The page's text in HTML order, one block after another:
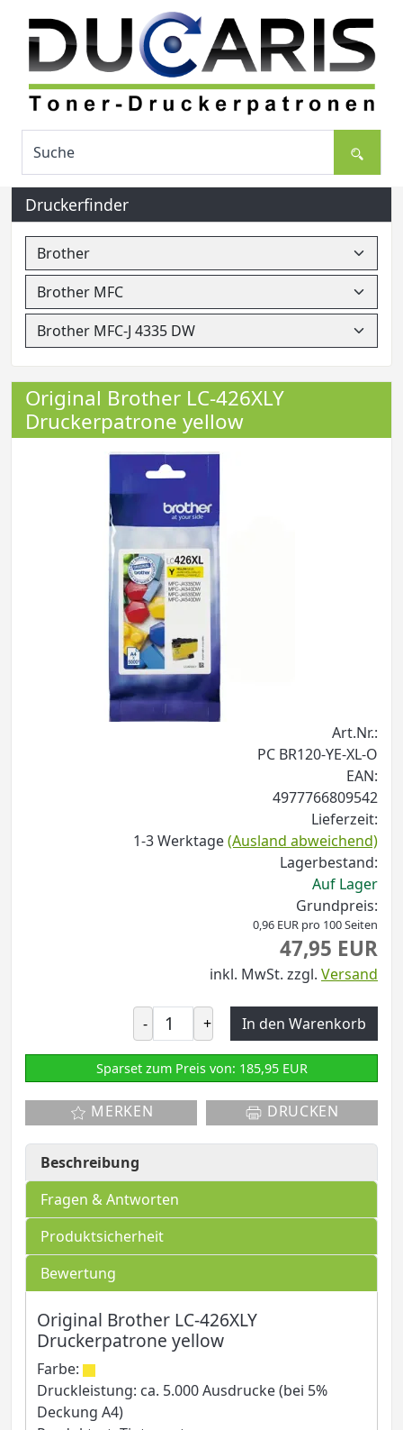
Druckerfinder
Original Brother LC-426XLY
Druckerpatrone yellow
Art.Nr.:
PC BR120-YE-XL-O
EAN:
4977766809542
Lieferzeit:
1-3 Werktage(Ausland abweichend)
Lagerbestand:
Auf Lager
Grundpreis:
0,96 EUR pro 100 Seiten
47,95 EUR
inkl. MwSt. zzgl. Versand
- + In den Warenkorb
Sparset zum Preis von: 185,95 EUR
MERKEN DRUCKEN
Beschreibung
Fragen & Antworten
Produktsicherheit
Bewertung
Original Brother LC-426XLY
Druckerpatrone yellow
Farbe:
Druckleistung: ca. 5.000 Ausdrucke (bei 5%
Deckung A4)